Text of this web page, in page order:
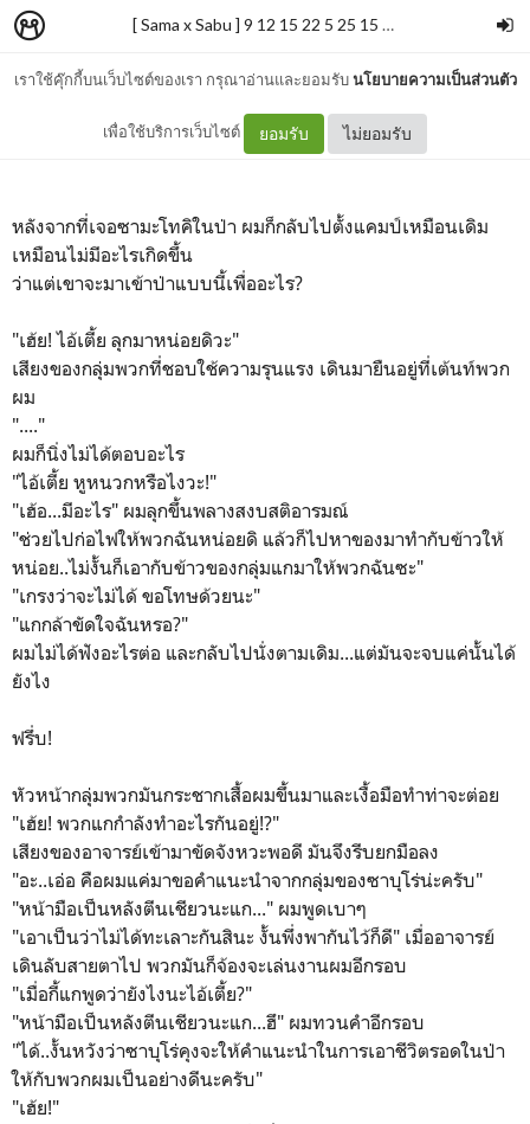
เราใช้คุ๊กกี้บนเว็บไซต์ของเรา กรุณาอ่านและยอมรับนโยบายความเป็นส่วนตัว
เพื่อใช้บริการเว็บไซต์ ยอมรับ ไม่ยอมรับ
[ Sama x Sabu ] 9 12 15 22 5 25 15 21♡ เจ้าปลาวาฬ.
5
หลังจากที่เจอซามะโทคิในป่า ผมก็กลับไปตั้งแคมป์เหมือนเดิม
เหมือนไม่มีอะไรเกิดขึ้น
ว่าแต่เขาจะมาเข้าป่าแบบนี้เพื่ออะไร?
"เฮ้ย! ไอ้เตี้ย ลุกมาหน่อยดิวะ"
เสียงของกลุ่มพวกที่ชอบใช้ความรุนแรง เดินมายืนอยู่ที่เต้นท์พวก
ผม
"...."
ผมก็นิ่งไม่ได้ตอบอะไร
"ไอ้เตี้ย หูหนวกหรือไงวะ!"
"เฮ้อ...มีอะไร" ผมลุกขึ้นพลางสงบสติอารมณ์
"ช่วยไปก่อไฟให้พวกฉันหน่อยดิ แล้วก็ไปหาของมาทำกับข้าวให้
หน่อย..ไม่งั้นก็เอากับข้าวของกลุ่มแกมาให้พวกฉันซะ"
"เกรงว่าจะไม่ได้ ขอโทษด้วยนะ"
"แกกล้าขัดใจฉันหรอ?"
ผมไม่ได้ฟังอะไรต่อ และกลับไปนั่งตามเดิม...แต่มันจะจบแค่นั้นได้
ยังไง
ฟรึ่บ!
หัวหน้ากลุ่มพวกมันกระชากเสื้อผมขึ้นมาและเงื้อมือทำท่าจะต่อย
"เฮ้ย! พวกแกกำลังทำอะไรกันอยู่!?"
เสียงของอาจารย์เข้ามาขัดจังหวะพอดี มันจึงรีบยกมือลง
"อะ..เอ่อ คือผมแค่มาขอคำแนะนำจากกลุ่มของซาบุโร่น่ะครับ"
"หน้ามือเป็นหลังตีนเชียวนะแก..." ผมพูดเบาๆ
"เอาเป็นว่าไม่ได้ทะเลาะกันสินะ งั้นพึ่งพากันไว้ก็ดี" เมื่ออาจารย์
เดินลับสายตาไป พวกมันก็จ้องจะเล่นงานผมอีกรอบ
"เมื่อกี้แกพูดว่ายังไงนะไอ้เตี้ย?"
"หน้ามือเป็นหลังตีนเชียวนะแก...ฮึ" ผมทวนคำอีกรอบ
"ได้..งั้นหวังว่าซาบุโร่คุงจะให้คำแนะนำในการเอาชีวิตรอดในป่า
ให้กับพวกผมเป็นอย่างดีนะครับ"
"เฮ้ย!"